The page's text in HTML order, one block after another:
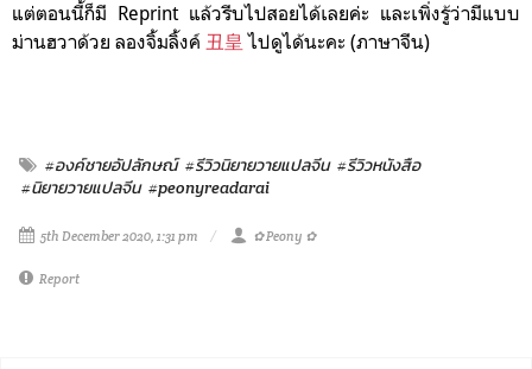
แต่ตอนนี้ก็มี Reprint แล้วรีบไปสอยได้เลยค่ะ และเพิ่งรู้ว่ามีแบบ
ม่านฮวาด้วย ลองจิ้มลิ้งค์ 丑皇 ไปดูได้นะคะ (ภาษาจีน)
#องค์ชายอัปลักษณ์ #รีวิวนิยายวายแปลจีน #รีวิวหนังสือ
#นิยายวายแปลจีน #peonyreadarai
5th December 2020, 1:31 pm ✿ Peony ✿
Report